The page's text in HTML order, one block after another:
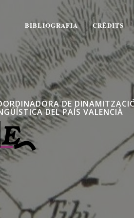
BIBLIOGRAFIA CRÈDITS
DE
DEL PAÍS VALENCIÀ